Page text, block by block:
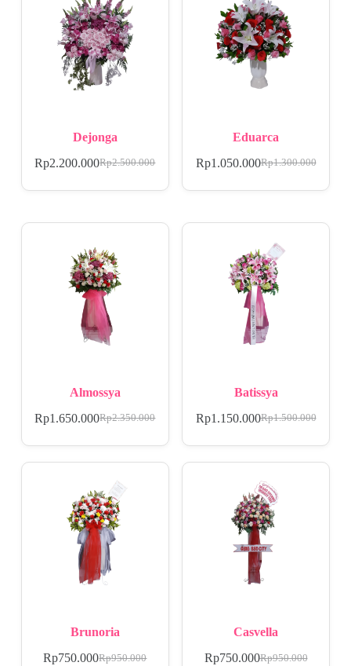
Dejonga
Rp2.500.000
Rp2.200.000
Eduarca
Rp1.300.000
Rp1.050.000
Almossya
Rp2.350.000
Rp1.650.000
Batissya
Rp1.500.000
Rp1.150.000
Brunoria
Rp950.000
Rp750.000
Casvella
Rp950.000
Rp750.000